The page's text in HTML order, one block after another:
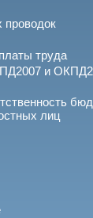
проводок
труда
и ОКПД2
лиц